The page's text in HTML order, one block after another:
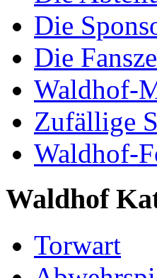
Die
Die
Waldhof-
Zufällige
Waldhof-
Waldhof
Torwart